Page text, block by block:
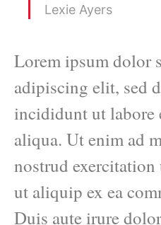
Lexie Ayers
Lorem ipsum dolor
adipiscing elit, sed
incididunt ut labore
aliqua. Ut enim ad
nostrud
ut aliquip ex ea
Duis aute irure